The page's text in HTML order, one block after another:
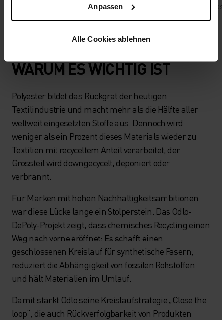
Anpassen
Alle Cookies ablehnen
WARUM ES WICHTIG IST
Polyester bildet das Rückgrat der heutigen
Textilindustrie und macht mehr als die Hälfte aller
weltweit eingesetzten Stoffe aus. Dennoch wird
weniger als ein Prozent dieses Materials wieder zu
Textilien mit recyceltem Anteil verarbeitet, der
Grossteil wird downgecycelt, deponiert oder
verbrannt.
Für Marken mit hohen Nachhaltigkeitsambitionen
war diese Lücke lange ein Stolperstein. Das Odlo-
DePoly-Projekt zeigt, dass chemisches Recycling einen
Weg nach vorne eröffnet: Es schafft einen
geschlossenen Kreislauf für synthetische Fasern,
reduziert die Abhängigkeit von fossilen Rohstoffen
und hält Materialien im Umlauf.
Damit stärkt Odlo seine Kreislaufstrategie „Close the
loop“, die auch Rückverfolgbarkeit von Produkten